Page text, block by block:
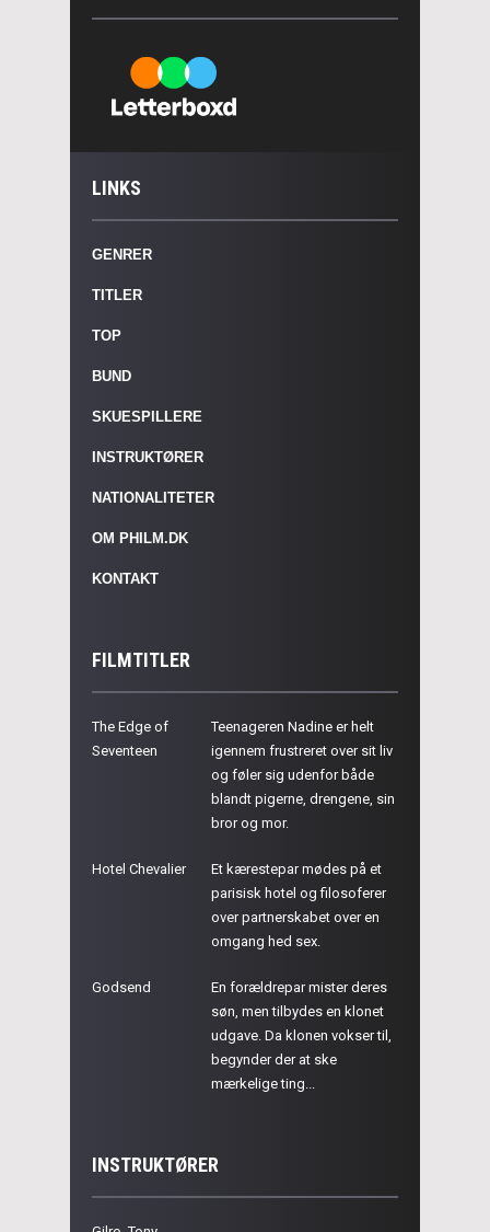
LINKS
GENRER
TITLER
TOP
BUND
SKUESPILLERE
INSTRUKTØRER
NATIONALITETER
OM PHILM.DK
KONTAKT
FILMTITLER
The Edge of
Seventeen
Teenageren Nadine er helt
igennem frustreret over sit liv
og føler sig udenfor både
blandt pigerne, drengene, sin
bror og mor.
Hotel Chevalier
Et kærestepar mødes på et
parisisk hotel og filosoferer
over partnerskabet over en
omgang hed sex.
Godsend
En forældrepar mister deres
søn, men tilbydes en klonet
udgave. Da klonen vokser til,
begynder der at ske
mærkelige ting...
INSTRUKTØRER